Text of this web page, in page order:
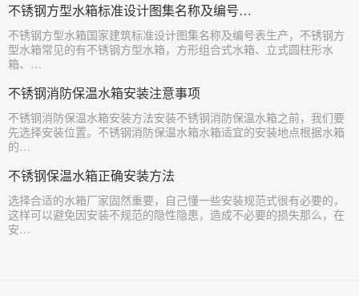
不锈钢方型水箱标准设计图集名称及编号…
​不锈钢方型水箱国家建筑标准设计图集名称及编号表生产，不锈钢方
型水箱常见的有不锈钢方型水箱，方形组合式水箱、立式圆柱形水
箱、…
不锈钢消防保温水箱安装注意事项
​不锈钢消防保温水箱安装方法安装不锈钢消防保温水箱之前，我们要
先选择安装位置。不锈钢消防保温水箱水箱适宜的安装地点根据水箱
的…
不锈钢保温水箱正确安装方法
​选择合适的水箱厂家固然重要，自己懂一些安装规范式很有必要的，
这样可以避免因安装不规范的隐性隐患，造成不必要的损失那么，在
安…